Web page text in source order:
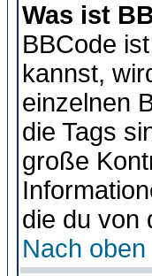
Was ist
BBCode
kannst,
einzelnen
die Tags
große
die du von
Nach oben